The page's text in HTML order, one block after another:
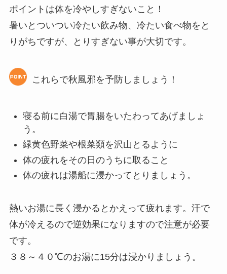
ポイントは体を冷やしすぎないこと！
暑いとついつい冷たい飲み物、冷たい食べ物をと
りがちですが、とりすぎない事が大切です。
これらで秋風邪を予防しましょう！
寝る前に白湯で胃腸をいたわってあげましょ
う。
緑黄色野菜や根菜類を沢山とるように
体の疲れをその日のうちに取ること
体の疲れは湯船に浸かってとりましょう。
熱いお湯に長く浸かるとかえって疲れます。汗で
体が冷えるので逆効果になりますので注意が必要
です。
３８～４０℃のお湯に15分は浸かりましょう。